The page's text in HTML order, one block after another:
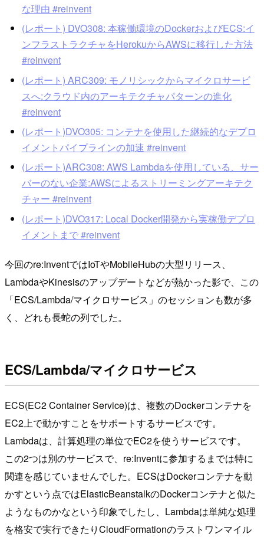
な理由 #reinvent
(レポート) DVO308: 本稼働環境のDockerおよびECS:イ
ンフラストラクチャをHerokuからAWSに移行した方法
#reinvent
(レポート) ARC309: モノリシックからマイクロサービ
スへ:クラウド内のアーキテクチャパターンの進化
#reinvent
(レポート)DVO305: コンテナを使用した継続的なデプロ
イメントパイプラインの加速 #reinvent
(レポート)ARC308: AWS Lambdaを使用している、サー
バーのない企業:AWSによるストリーミングアーキテク
チャー #reinvent
(レポート)DVO317: Local Docker開発から実稼働デプロ
イメントまで #reinvent
今回のre:InventではIoTやMobileHubの大型リリース、
LambdaやKinesisのアップデートなどが熱かった影で、この
「ECS/Lambda/マイクロサービス」のセッションも数が多
く、どれも長蛇の列でした。
ECS/Lambda/マイクロサービス
ECS(EC2 Container Service)は、複数のDockerコンテナを
EC2上で動かすことをサポートするサービスです。
Lambdaは、計算処理の単位でEC2を使うサービスです。
この2つは別のサービスで、re:Inventに参加するまでは特に
関連を感じていませんでした。ECSはDockerコンテナを動
かすという点ではElasticBeanstalkのDockerコンテナと似た
ようなものかなという印象でしたし、Lambdaは単純な処理
を格安で実行できたりCloudFormationのラストワンマイル